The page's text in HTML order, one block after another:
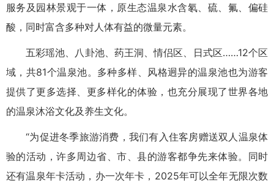
服务及园林景观于一体，原生态温泉水含氡、硫、氟、偏硅
酸，同时富含多种对人体有益的微量元素。
五彩瑶池、八卦池、药王洞、情侣区、日式区……12个区
域，共81个温泉池。多种多样、风格迥异的温泉池也为游客
提供了更多选择、更多样化的体验，也充分展现了世界各地
的温泉沐浴文化及养生文化。
“为促进冬季旅游消费，我们有入住客房赠送双人温泉体
验的活动，许多周边省、市、县的游客都争先来体验。同时
还有温泉年卡活动，办一次年卡，2025年可以全年无限次数